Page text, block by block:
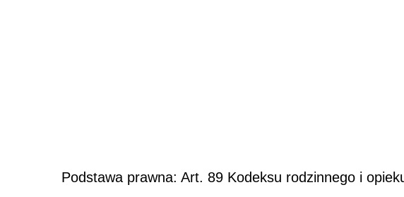
Podstawa prawna: Art. 89 Kodeksu rodzinnego i